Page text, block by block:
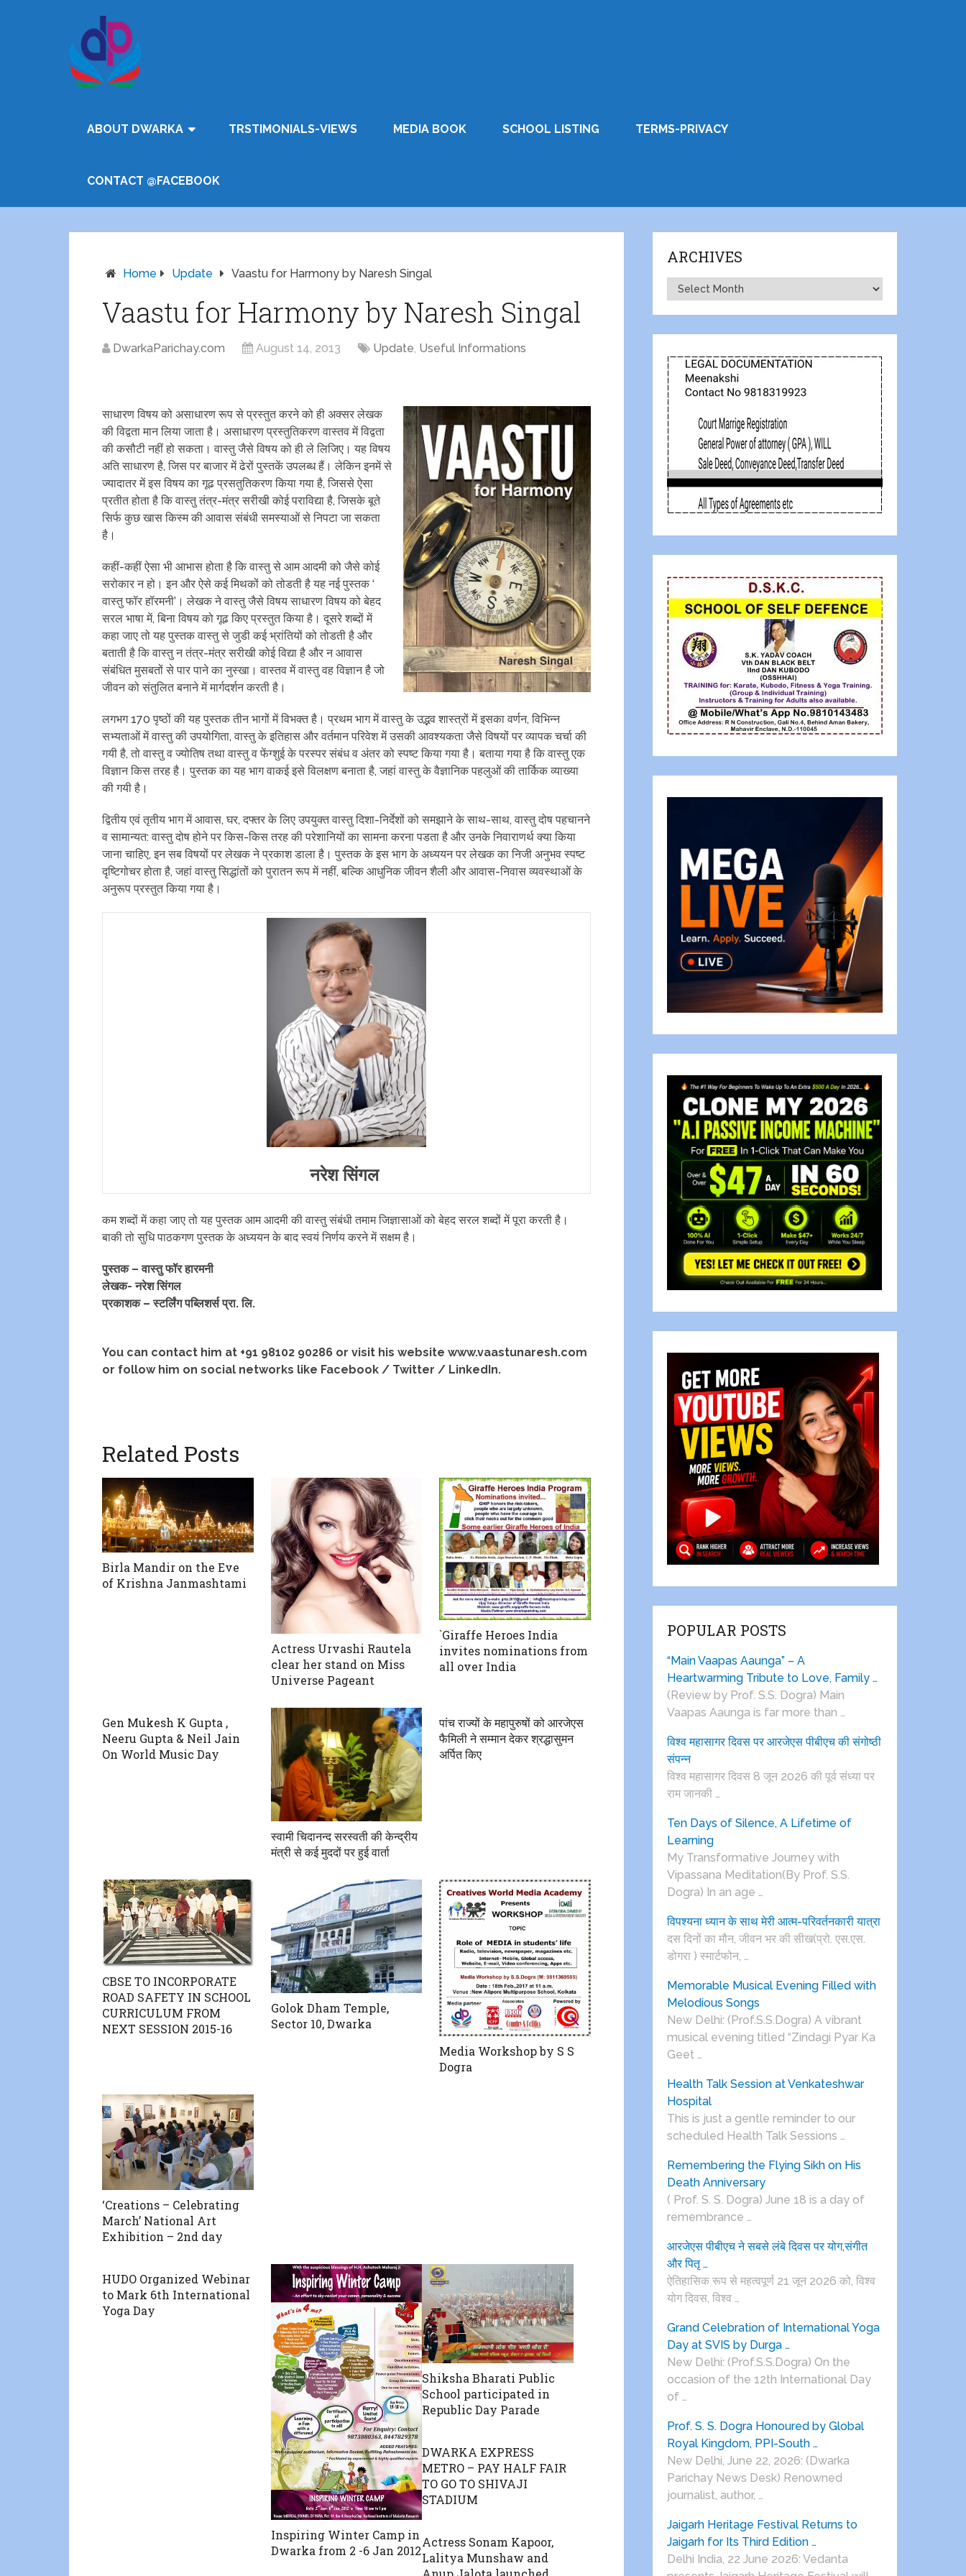
ABOUT DWARKA TRSTIMONIALS-VIEWS MEDIA BOOK SCHOOL LISTING TERMS-PRIVACY
CONTACT @FACEBOOK
Home Update Vaastu for Harmony by Naresh Singal
Vaastu for Harmony by Naresh Singal
DwarkaParichay.com August 14, 2013 Update, Useful Informations
साधारण विषय को असाधारण रूप से प्रस्‍तुत करने को ही अक्‍सर लेखक
की विद्वता मान लिया जाता है। असाधारण प्रस्‍तुतिकरण वास्‍तव में विद्वता
की कसौटी नहीं हो सकता। वास्‍तु जैसे विषय को ही ले लिजिए। यह विषय
अति साधारण है, जिस पर बाजार में ढेरों पुस्‍तकें उपलब्‍ध हैं। लेकिन इनमें से
ज्‍यादातर में इस विषय का गूढ प्रसतुतिकरण किया गया है, जिससे ऐसा
प्रतीत होता है कि वास्‍तु तंत्र-मंत्र सरीखी कोई पराविद्या है, जिसके बूते
सिर्फ कुछ खास किस्‍म की आवास संबंधी समस्‍याओं से निपटा जा सकता
है।
कहीं-कहीं ऐसा भी आभास होता है कि वास्‍तु से आम आदमी को जैसे कोई
सरोकार न हो। इन और ऐसे कई मिथकों को तोडती है यह नई पुस्‍तक ‘
वास्‍तु फॉर हॉरमनी’। लेखक ने वास्‍तु जैसे विषय साधारण विषय को बेहद
सरल भाषा में, बिना विषय को गूढ किए प्रस्‍तुत किया है। दूसरे शब्‍दों में
कहा जाए तो यह पुस्‍तक वास्‍तु से जुडी कई भ्रांतियों को तोडती है और
बताती है कि वास्‍तु न तंत्र-मंत्र सरीखी कोई विद्या है और न आवास
संबंधित मुसबतों से पार पाने का नुस्‍खा। वास्‍तव में वास्‍तु वह विज्ञान है जो
जीवन को संतुलित बनाने में मार्गदर्शन करती है।
लगभग 170 पृष्‍ठों की यह पुस्‍तक तीन भागों में विभक्‍त है। प्रथम भाग में वास्‍तु के उद्भव शास्‍त्रों में इसका वर्णन, विभिन्‍न
सभ्‍यताओं में वास्‍तु की उपयोगिता, वास्‍तु के इतिहास और वर्तमान परिवेश में उसकी आवश्‍यकता जैसे विषयों पर व्‍यापक चर्चा की
गयी है, तो वास्‍तु व ज्‍योतिष तथा वास्‍तु व फेंग्‍शुई के परस्‍पर संबंध व अंतर को स्‍पष्‍ट किया गया है। बताया गया है कि वास्‍तु एक
विज्ञान किस तरह है। पुस्‍तक का यह भाग वाकई इसे विलक्षण बनाता है, जहां वास्‍तु के वैज्ञानिक पहलुओं की तार्किक व्‍याख्‍या
की गयी है।
द्वितीय एवं तृतीय भाग में आवास, घर, दफ्तर के लिए उपयुक्‍त वास्‍तु दिशा-निर्देशों को समझाने के साथ-साथ, वास्‍तु दोष पहचानने
व सामान्‍यत: वास्‍तु दोष होने पर किस-किस तरह की परेशानियों का सामना करना पडता है और उनके निवाराणर्थ क्‍या किया
जाना चाहिए, इन सब विषयों पर लेखक ने प्रकाश डाला है। पुस्‍तक के इस भाग के अध्‍ययन पर लेखक का निजी अनुभव स्‍पष्‍ट
दृष्टिगोचर होता है, जहां वास्‍तु सिद्धांतों को पुरातन रूप में नहीं, बल्कि आधुनिक जीवन शैली और आवास-निवास व्‍यवस्‍थाओं के
अनुरूप प्रस्‍तुत किया गया है।
नरेश सिंगल
कम शब्‍दों में कहा जाए तो यह पुस्‍तक आम आदमी की वास्‍तु संबंधी तमाम जिज्ञासाओं को बेहद सरल शब्‍दों में पूरा करती है।
बाकी तो सुधि पाठकगण पुस्‍तक के अध्‍ययन के बाद स्‍वयं निर्णय करने में सक्षम है।
पुस्‍तक – वास्‍तु फॉर हारमनी
लेखक- नरेश सिंगल
प्रकाशक – स्‍टर्लिंग पब्लिशर्स प्रा. लि.
You can contact him at +91 98102 90286 or visit his website www.vaastunaresh.com
or follow him on social networks like Facebook / Twitter / LinkedIn.
Related Posts
Birla Mandir on the Eve
of Krishna Janmashtami
Actress Urvashi Rautela
clear her stand on Miss
Universe Pageant
`Giraffe Heroes India
invites nominations from
all over India
Gen Mukesh K Gupta ,
Neeru Gupta & Neil Jain
On World Music Day
स्वामी चिदानन्द सरस्वती की केन्द्रीय
मंत्री से कई मुददों पर हुई वार्ता
पांच राज्यों के महापुरुषों को आरजेएस
फैमिली ने सम्मान देकर श्रद्धासुमन
अर्पित किए
CBSE TO INCORPORATE
ROAD SAFETY IN SCHOOL
CURRICULUM FROM
NEXT SESSION 2015-16
Golok Dham Temple,
Sector 10, Dwarka
Media Workshop by S S
Dogra
‘Creations – Celebrating
March’ National Art
Exhibition – 2nd day
HUDO Organized Webinar
to Mark 6th International
Yoga Day
Inspiring Winter Camp in
Dwarka from 2 -6 Jan 2012
Shiksha Bharati Public
School participated in
Republic Day Parade
DWARKA EXPRESS
METRO – PAY HALF FAIR
TO GO TO SHIVAJI
STADIUM
Actress Sonam Kapoor,
Lalitya Munshaw and
ARCHIVES
Archives
POPULAR POSTS
“Main Vaapas Aaunga” – A
Heartwarming Tribute to Love, Family …
(Review by Prof. S.S. Dogra) Main
Vaapas Aaunga is far more than …
विश्व महासागर दिवस पर आरजेएस पीबीएच की संगोष्ठी
संपन्न
विश्व महासागर दिवस 8 जून 2026 की पूर्व संध्या पर
राम जानकी …
Ten Days of Silence, A Lifetime of
Learning
My Transformative Journey with
Vipassana Meditation(By Prof. S.S.
Dogra) In an age …
विपश्यना ध्यान के साथ मेरी आत्म-परिवर्तनकारी यात्रा
दस दिनों का मौन, जीवन भर की सीख(प्रो. एस.एस.
डोगरा ) स्मार्टफोन, …
Memorable Musical Evening Filled with
Melodious Songs
New Delhi: (Prof.S.S.Dogra) A vibrant
musical evening titled “Zindagi Pyar Ka
Geet …
Health Talk Session at Venkateshwar
Hospital
This is just a gentle reminder to our
scheduled Health Talk Sessions …
Remembering the Flying Sikh on His
Death Anniversary
( Prof. S. S. Dogra) June 18 is a day of
remembrance …
आरजेएस पीबीएच ने सबसे लंबे दिवस पर योग,संगीत
और पितृ …
ऐतिहासिक रूप से महत्वपूर्ण 21 जून 2026 को, विश्व
योग दिवस, विश्व …
Grand Celebration of International Yoga
Day at SVIS by Durga …
New Delhi: (Prof.S.S.Dogra) On the
occasion of the 12th International Day
of …
Prof. S. S. Dogra Honoured by Global
Royal Kingdom, PPI-South …
New Delhi, June 22, 2026: (Dwarka
Parichay News Desk) Renowned
journalist, author, …
Jaigarh Heritage Festival Returns to
Jaigarh for Its Third Edition …
Delhi India, 22 June 2026: Vedanta